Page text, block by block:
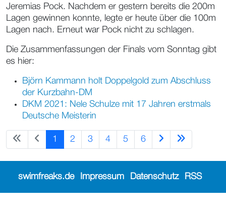
Jeremias Pock. Nachdem er gestern bereits die 200m
Lagen gewinnen konnte, legte er heute über die 100m
Lagen nach. Erneut war Pock nicht zu schlagen.
Die Zusammenfassungen der Finals vom Sonntag gibt
es hier:
Björn Kammann holt Doppelgold zum Abschluss
der Kurzbahn-DM
DKM 2021: Nele Schulze mit 17 Jahren erstmals
Deutsche Meisterin
1 2 3 4 5 6
swimfreaks.de Impressum Datenschutz RSS